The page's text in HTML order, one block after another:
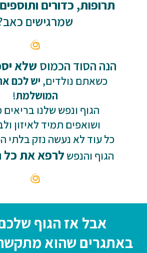
תרופות, כדורים ותוספים
שמרגישים
הנה הסוד הכמוס שלא
כשאתם נולדים, יש לכם
המושלמת!
הגוף ונפש שלנו
ושואפים תמיד לאיזון
כל עוד לא נעשה נזק בלתי
הגוף והנפש לרפא את כל
אבל אז הגוף
באתגרים שהוא